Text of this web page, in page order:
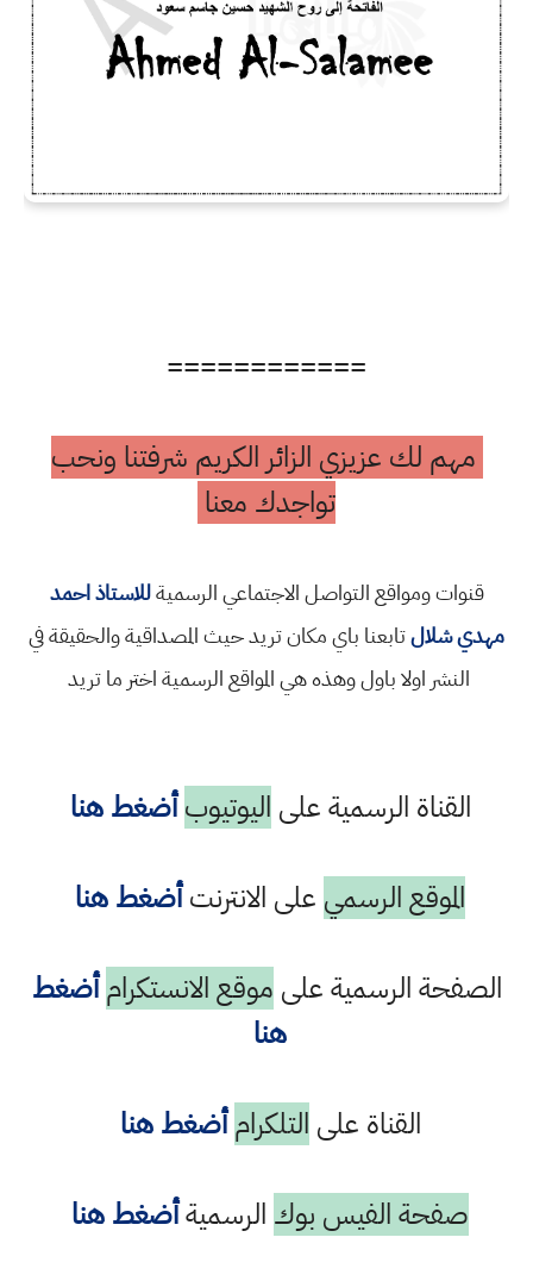
============
مهم لك عزيزي الزائر الكريم شرفتنا ونحب
تواجدك معنا
قنوات ومواقع التواصل الاجتماعي الرسميةللاستاذ احمد
مهدي شلالتابعنا باي مكان تريد حيث المصداقية والحقيقة في
النشر اولا باول وهذه هي المواقع الرسمية اختر ما تريد
القناة الرسمية على اليوتيوب أضغط هنا
الموقع الرسمي على الانترنتأضغط هنا
الصفحة الرسمية على موقع الانستكرام أضغط
هنا
القناة على التلكرام أضغط هنا
صفحة الفيس بوك الرسميةأضغط هنا